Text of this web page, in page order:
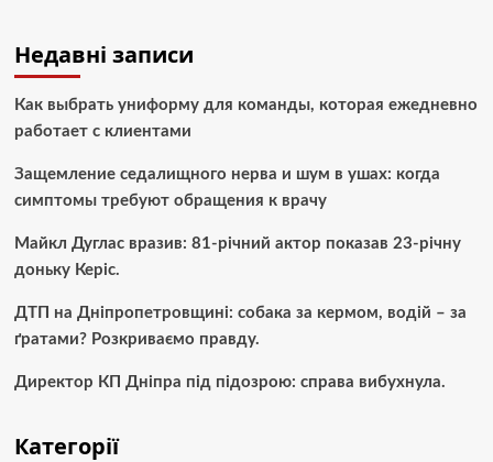
Недавні записи
Как выбрать униформу для команды, которая ежедневно
работает с клиентами
Защемление седалищного нерва и шум в ушах: когда
симптомы требуют обращения к врачу
Майкл Дуглас вразив: 81-річний актор показав 23-річну
доньку Керіс.
ДТП на Дніпропетровщині: собака за кермом, водій – за
ґратами? Розкриваємо правду.
Директор КП Дніпра під підозрою: справа вибухнула.
Категорії